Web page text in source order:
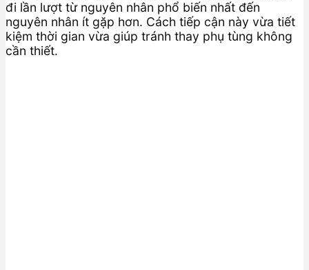
đi lần lượt từ nguyên nhân phổ biến nhất đến
nguyên nhân ít gặp hơn. Cách tiếp cận này vừa tiết
kiệm thời gian vừa giúp tránh thay phụ tùng không
cần thiết.